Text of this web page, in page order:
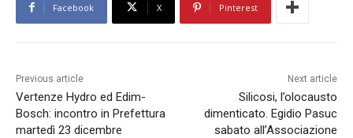
Facebook X Pinterest
Previous article
Vertenze Hydro ed Edim-
Bosch: incontro in Prefettura
martedì 23 dicembre
Next article
Silicosi, l’olocausto
dimenticato. Egidio Pasuc
sabato all’Associazione